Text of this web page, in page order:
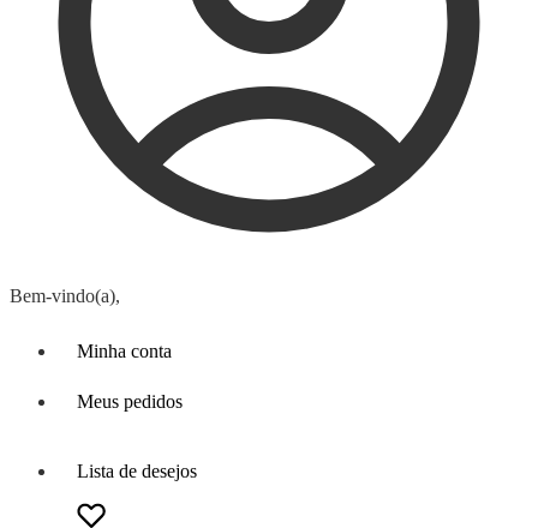
Bem-vindo(a),
Minha conta
Meus pedidos
Lista de desejos